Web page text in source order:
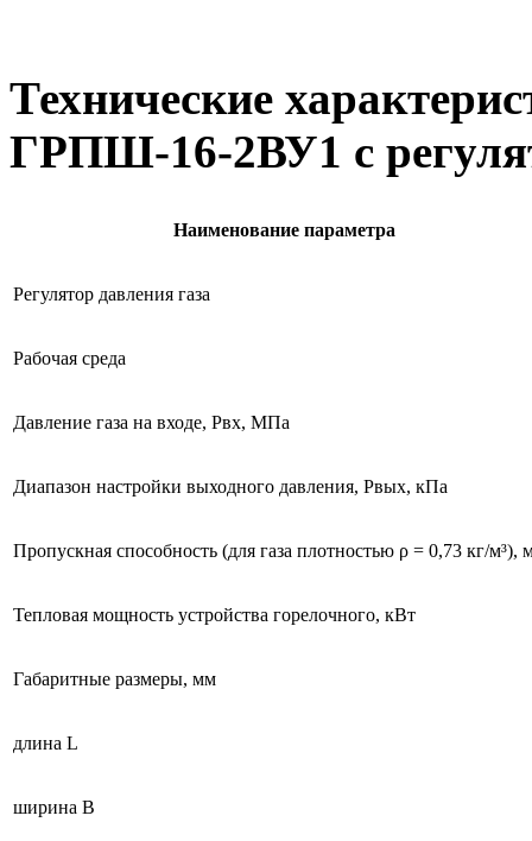
Технические
ГРПШ-16-2ВУ1 с
Наименование параметра
Регулятор давления газа
Рабочая среда
Давление газа на входе, Рвх, МПа
Диапазон настройки выходного давления, Рвых, кПа
Пропускная способность (для газа плотностью ρ = 0,73 кг/м³),
Тепловая мощность устройства горелочного, кВт
Габаритные размеры, мм
длина L
ширина B